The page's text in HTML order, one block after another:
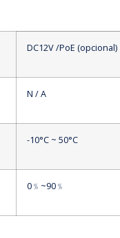
DC12V /PoE (opcional)
N / A
-10°C ~ 50°C
0﹪~90﹪